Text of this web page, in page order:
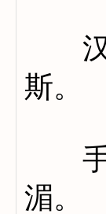
汉
斯。
手
湄。